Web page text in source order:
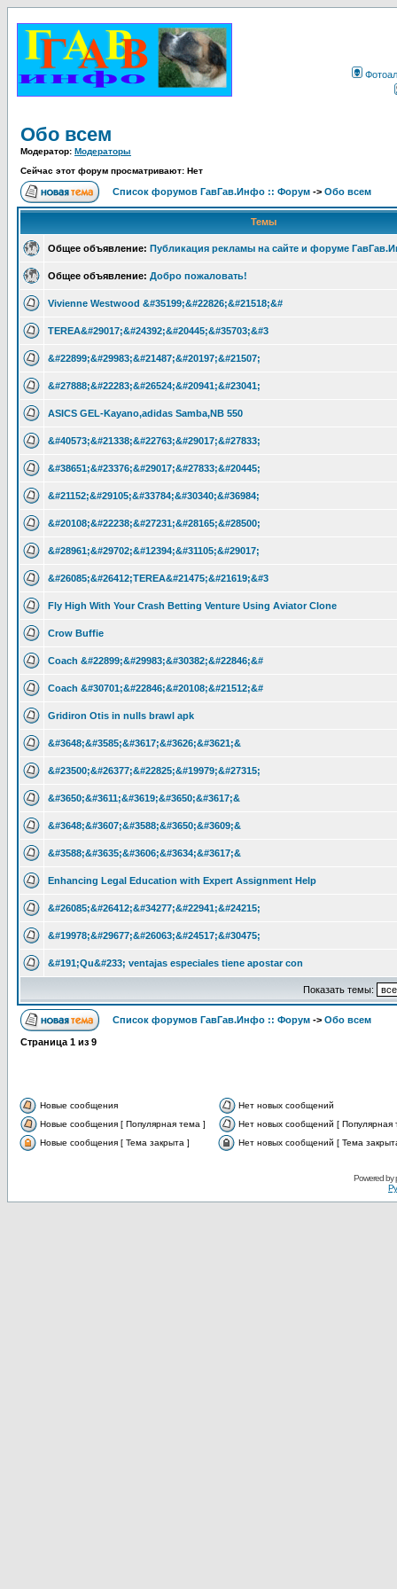
Обо всем
Модератор: Модераторы
Сейчас этот форум просматривают: Нет
Список форумов ГавГав.Инфо :: Форум -> Обо всем
Темы
Общее объявление: Публикация рекламы на сайте и форуме
Общее объявление: Добро пожаловать!
Vivienne Westwood &#35199;&#22826;&#21518;&#
TEREA&#29017;&#24392;&#20445;&#35703;&#3
&#22899;&#29983;&#21487;&#20197;&#21507;
&#27888;&#22283;&#26524;&#20941;&#23041;
ASICS GEL-Kayano,adidas Samba,NB 550
&#40573;&#21338;&#22763;&#29017;&#27833;
&#38651;&#23376;&#29017;&#27833;&#20445;
&#21152;&#29105;&#33784;&#30340;&#36984;
&#20108;&#22238;&#27231;&#28165;&#28500;
&#28961;&#29702;&#12394;&#31105;&#29017;
&#26085;&#26412;TEREA&#21475;&#21619;&#3
Fly High With Your Crash Betting Venture Using Aviator Clone
Crow Buffie
Coach &#22899;&#29983;&#30382;&#22846;&#
Coach &#30701;&#22846;&#20108;&#21512;&#
Gridiron Otis in nulls brawl apk
&#3648;&#3585;&#3617;&#3626;&#3621;&
&#23500;&#26377;&#22825;&#19979;&#27315;
&#3650;&#3611;&#3619;&#3650;&#3617;&
&#3648;&#3607;&#3588;&#3650;&#3609;&
&#3588;&#3635;&#3606;&#3634;&#3617;&
Enhancing Legal Education with Expert Assignment Help
&#26085;&#26412;&#34277;&#22941;&#24215;
&#19978;&#29677;&#26063;&#24517;&#30475;
&#191;Qu&#233; ventajas especiales tiene apostar con
Показать темы:
Список форумов ГавГав.Инфо :: Форум -> Обо всем
Страница 1 из 9
Новые сообщения
Нет новых сообщений
Новые сообщения [ Популярная тема ]
Нет новых сообщений [ Популярная
Новые сообщения [ Тема закрыта ]
Нет новых сообщений [ Тема
Powered by